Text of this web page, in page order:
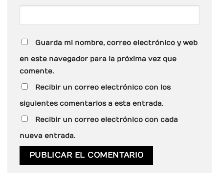
Guarda mi nombre, correo electrónico y web
en este navegador para la próxima vez que
comente.
Recibir un correo electrónico con los
siguientes comentarios a esta entrada.
Recibir un correo electrónico con cada
nueva entrada.